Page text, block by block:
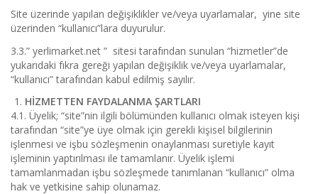
Site üzerinde yapılan değişiklikler ve/veya uyarlamalar, yine site
üzerinden “kullanıcı”lara duyurulur.
3.3.” yerlimarket.net ” sitesi tarafından sunulan “hizmetler”de
yukarıdaki fıkra gereği yapılan değişiklik ve/veya uyarlamalar,
“kullanıcı” tarafından kabul edilmiş sayılır.
HİZMETTEN FAYDALANMA ŞARTLARI
4.1. Üyelik; “site”nin ilgili bölümünden kullanıcı olmak isteyen kişi
tarafından “site”ye üye olmak için gerekli kişisel bilgilerinin
işlenmesi ve işbu sözleşmenin onaylanması suretiyle kayıt
işleminin yaptırılması ile tamamlanır. Üyelik işlemi
tamamlanmadan işbu sözleşmede tanımlanan “kullanıcı” olma
hak ve yetkisine sahip olunamaz.